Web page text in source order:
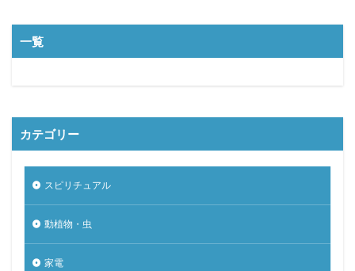
一覧
カテゴリー
スピリチュアル
動植物・虫
家電